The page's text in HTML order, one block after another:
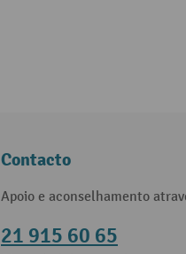
Contacto
Apoio e aconselhamento
21 915 60 65